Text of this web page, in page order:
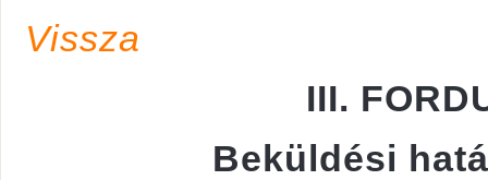
Vissza
III.
Beküldési